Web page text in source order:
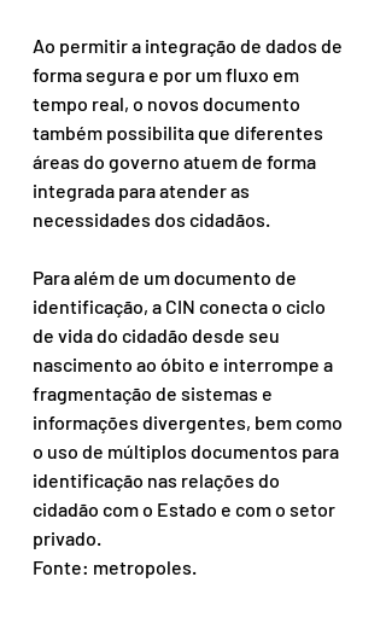
Ao permitir a integração de dados de
forma segura e por um fluxo em
tempo real, o novos documento
também possibilita que diferentes
áreas do governo atuem de forma
integrada para atender as
necessidades dos cidadãos.
Para além de um documento de
identificação, a CIN conecta o ciclo
de vida do cidadão desde seu
nascimento ao óbito e interrompe a
fragmentação de sistemas e
informações divergentes, bem como
o uso de múltiplos documentos para
identificação nas relações do
cidadão com o Estado e com o setor
privado.
Fonte: metropoles.